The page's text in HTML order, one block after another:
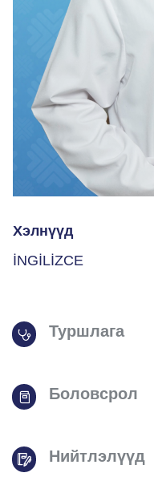
Хэлнүүд
İNGİLİZCE
Туршлага
Боловсрол
Нийтлэлүүд